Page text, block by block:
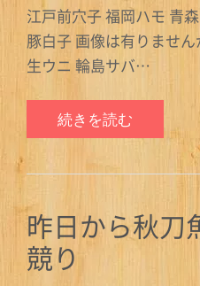
江戸前穴子 福岡ハモ 青
豚白子 画像は有りませ
生ウニ 輪島サバ…
続きを読む
昨日から秋刀
競り